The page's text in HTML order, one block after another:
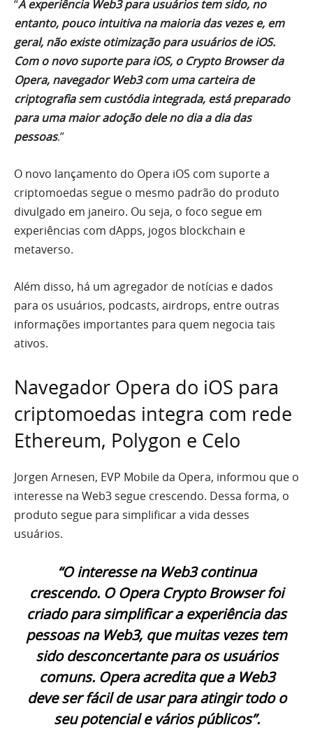
“A experiência Web3 para usuários tem sido, no
entanto, pouco intuitiva na maioria das vezes e, em
geral, não existe otimização para usuários de iOS.
Com o novo suporte para iOS, o Crypto Browser da
Opera, navegador Web3 com uma carteira de
criptografia sem custódia integrada, está preparado
para uma maior adoção dele no dia a dia das
pessoas.”
O novo lançamento do Opera iOS com suporte a
criptomoedas segue o mesmo padrão do produto
divulgado em janeiro. Ou seja, o foco segue em
experiências com dApps, jogos blockchain e
metaverso.
Além disso, há um agregador de notícias e dados
para os usuários, podcasts, airdrops, entre outras
informações importantes para quem negocia tais
ativos.
Navegador Opera do iOS para
criptomoedas integra com rede
Ethereum, Polygon e Celo
Jorgen Arnesen, EVP Mobile da Opera, informou que o
interesse na Web3 segue crescendo. Dessa forma, o
produto segue para simplificar a vida desses
usuários.
“O interesse na Web3 continua
crescendo. O Opera Crypto Browser foi
criado para simplificar a experiência das
pessoas na Web3, que muitas vezes tem
sido desconcertante para os usuários
comuns. Opera acredita que a Web3
deve ser fácil de usar para atingir todo o
seu potencial e vários públicos”.